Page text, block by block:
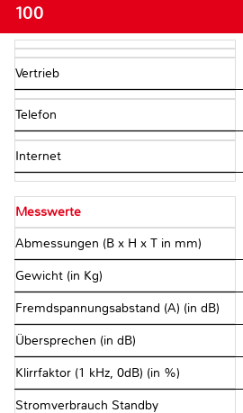
100
Vertrieb
Telefon
Internet
Messwerte
Abmessungen (B x H x T in mm)
Gewicht (in Kg)
Fremdspannungsabstand (A) (in dB)
Übersprechen (in dB)
Klirrfaktor (1 kHz, 0dB) (in %)
Stromverbrauch Standby